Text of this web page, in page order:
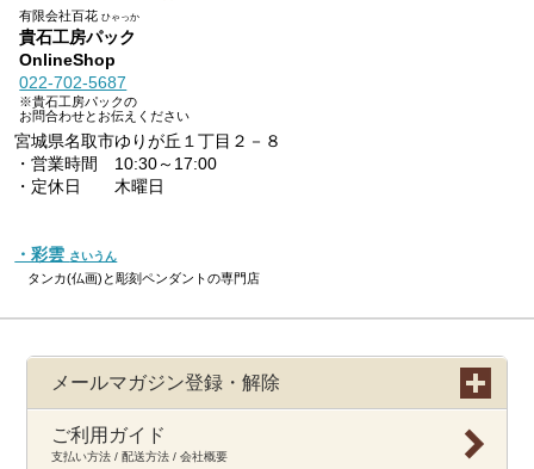
有限会社百花ひゃっか
貴石工房パック
OnlineShop
022-702-5687
※貴石工房パックの
お問合わせとお伝えください
宮城県名取市ゆりが丘１丁目２－８
・営業時間 10:30～17:00
・定休日 木曜日
・彩雲 さいうん
タンカ(仏画)と彫刻ペンダントの専門店
メールマガジン登録・解除
ご利用ガイド
支払い方法 / 配送方法 / 会社概要